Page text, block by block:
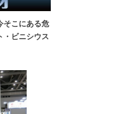
そこにある危
ビニシウス